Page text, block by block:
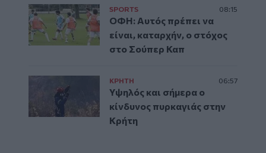
SPORTS 08:15
ΟΦΗ: Αυτός πρέπει να
είναι, καταρχήν, ο στόχος
στο Σούπερ Καπ
ΚΡΗΤΗ 06:57
Υψηλός και σήμερα ο
κίνδυνος πυρκαγιάς στην
Κρήτη